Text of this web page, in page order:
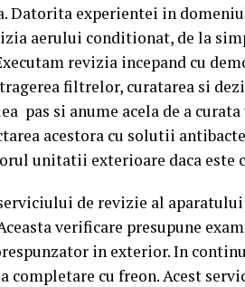
Datorita experientei in
aerului conditionat, de la
revizia incepand cu
filtrelor, curatarea si
pas si anume acela de a
acestora cu solutii
unitatii exterioare daca este
de revizie al
verificare presupune
in exterior. In
completare cu freon. Acest